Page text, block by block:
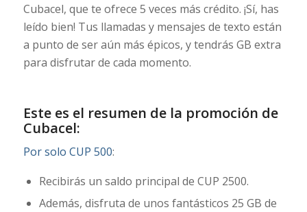
Cubacel, que te ofrece 5 veces más crédito. ¡Sí, has
leído bien! Tus llamadas y mensajes de texto están
a punto de ser aún más épicos, y tendrás GB extra
para disfrutar de cada momento.
Este es el resumen de la promoción de
Cubacel:
Por solo CUP 500:
Recibirás un saldo principal de CUP 2500.
Además, disfruta de unos fantásticos 25 GB de